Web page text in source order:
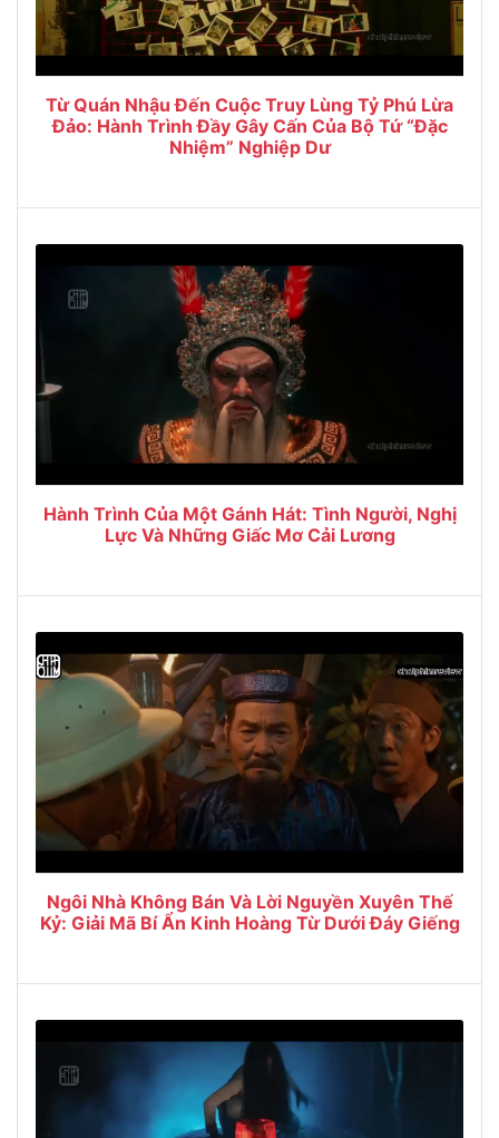
Từ Quán Nhậu Đến Cuộc Truy Lùng Tỷ Phú Lừa
Đảo: Hành Trình Đầy Gây Cấn Của Bộ Tứ “Đặc
Nhiệm” Nghiệp Dư
Hành Trình Của Một Gánh Hát: Tình Người, Nghị
Lực Và Những Giấc Mơ Cải Lương
Ngôi Nhà Không Bán Và Lời Nguyền Xuyên Thế
Kỷ: Giải Mã Bí Ẩn Kinh Hoàng Từ Dưới Đáy Giếng